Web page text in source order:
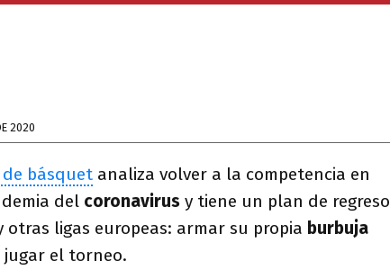
2020
de básquet analiza volver a la competencia en
del coronavirus y tiene un plan de regreso
otras ligas europeas: armar su propia burbuja
jugar el torneo.